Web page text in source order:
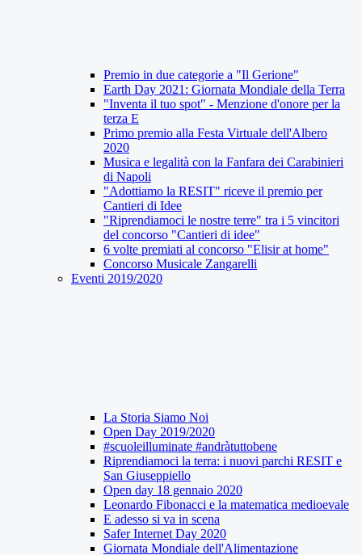
Premio in due categorie a "Il Gerione"
Earth Day 2021: Giornata Mondiale della Terra
"Inventa il tuo spot" - Menzione d'onore per la
terza E
Primo premio alla Festa Virtuale dell'Albero
2020
Musica e legalità con la Fanfara dei Carabinieri
di Napoli
"Adottiamo la RESIT" riceve il premio per
Cantieri di Idee
"Riprendiamoci le nostre terre" tra i 5 vincitori
del concorso "Cantieri di idee"
6 volte premiati al concorso "Elisir at home"
Concorso Musicale Zangarelli
Eventi 2019/2020
La Storia Siamo Noi
Open Day 2019/2020
#scuoleilluminate #andràtuttobene
Riprendiamoci la terra: i nuovi parchi RESIT e
San Giuseppiello
Open day 18 gennaio 2020
Leonardo Fibonacci e la matematica medioevale
E adesso si va in scena
Safer Internet Day 2020
Giornata Mondiale dell'Alimentazione